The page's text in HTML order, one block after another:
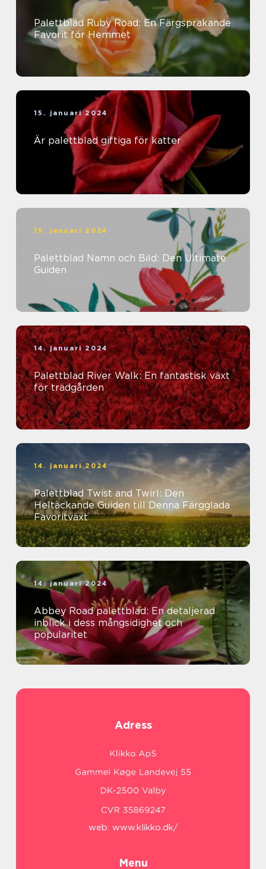
Palettblad Ruby Road: En Färgsprakande
Favorit för Hemmet
15. januari 2024
Är palettblad giftiga för katter
15. januari 2024
Palettblad Namn och Bild: Den Ultimate
Guiden
14. januari 2024
Palettblad River Walk: En fantastisk växt
för trädgården
14. januari 2024
Palettblad Twist and Twirl: Den
Heltäckande Guiden till Denna Färgglada
Favoritväxt
14. januari 2024
Abbey Road palettblad: En detaljerad
inblick i dess mångsidighet och
popularitet
Adress
web: www.klikko.dk/
Menu